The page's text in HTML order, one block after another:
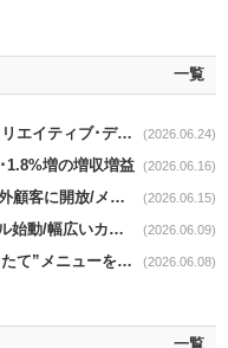
一覧
ターゲットnews｜ミズラヒ氏を初の｢クリエイティブ･ディレクター｣に起用 (2026.06.24)
1.8%増の増収増益 (2026.06.16)
ウォルマートnews｜Walmart.comを海外顧客に開放/メキシコへ配送開始 (2026.06.15)
Amazon news｜プライムデー先行セール始動/幅広いカテゴリーで割引き (2026.06.09)
ウォルマートnews｜サブウェイの“できたて”メニューを最短30分で配送 (2026.06.08)